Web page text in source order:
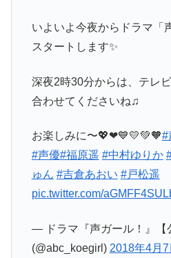
いよいよ今夜からドラマ「
スタートします✨
深夜2時30分からは、テレ
合わせてくださいね♫
お楽しみに〜💖❤💙💛💚🧡#
#声優#福原遥 #中村ゆりか
ゅん #吉倉あおい #戸松遥
pic.twitter.com/
— ドラマ『声ガール！』【
(@abc_koegirl) 2018年4月7